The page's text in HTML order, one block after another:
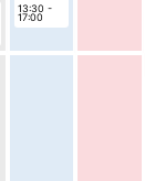
13:30 -
17:00